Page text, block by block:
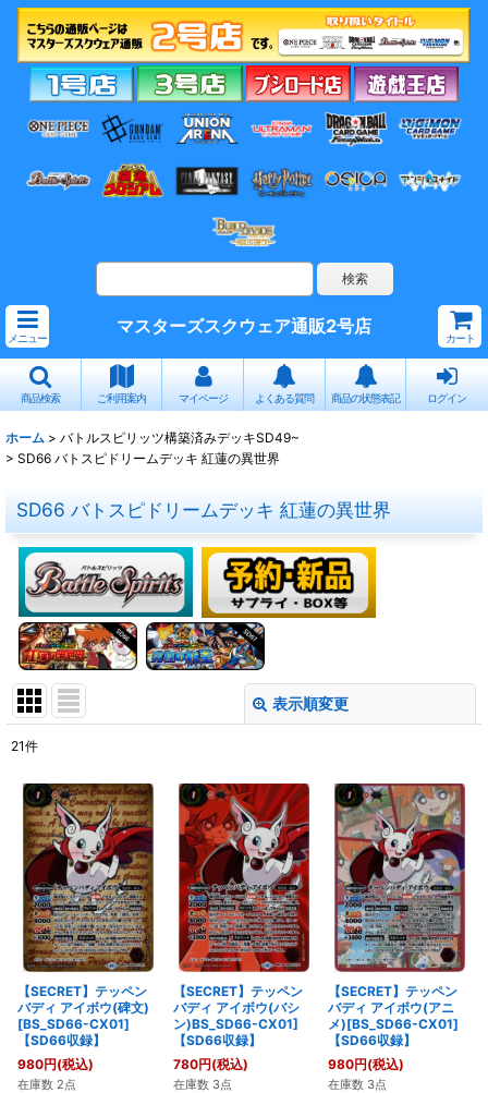
メニュー
マスターズスクウェア通販2号店
カート
商品検索 ご利用案内 マイページ よくある質問 商品の状態表記 ログイン
ホーム > バトルスピリッツ構築済みデッキSD49~
> SD66 バトスピドリームデッキ 紅蓮の異世界
SD66 バトスピドリームデッキ 紅蓮の異世界
表示順変更
在庫あり
並び順:
絞り込む
21件
【SECRET】テッペン
バディ アイボウ(碑文)
[BS_SD66-CX01]
【SD66収録】
980円(税込)
在庫数 2点
【SECRET】テッペン
バディ アイボウ(バシ
ン)BS_SD66-CX01]
【SD66収録】
780円(税込)
在庫数 3点
【SECRET】テッペン
バディ アイボウ(アニ
メ)[BS_SD66-CX01]
【SD66収録】
980円(税込)
在庫数 3点